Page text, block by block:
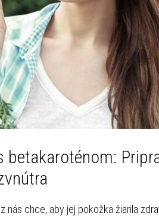
betakaroténom:
nás chce, aby jej pokožka žiarila